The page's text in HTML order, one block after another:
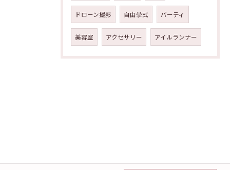
ドローン撮影 自由挙式 パーティ
美容室 アクセサリー アイルランナー